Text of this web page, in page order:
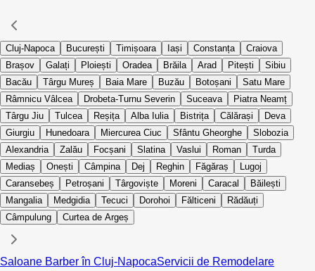
Cluj-Napoca București Timișoara Iași Constanța
Craiova
Brașov
Galați Ploiești Oradea Brăila Arad Pitești
Sibiu
Bacău
Târgu Mureș Baia Mare Buzău Botoșani
Satu Mare
Râmnicu Vâlcea
Drobeta-Turnu Severin Suceava
Piatra Neamț
Târgu Jiu
Tulcea Reșița Alba Iulia Bistrița Călărași
Deva
Giurgiu
Hunedoara Miercurea Ciuc Sfântu Gheorghe
Slobozia
Alexandria
Zalău Focșani Slatina Vaslui Roman
Turda
Mediaș
Onești Câmpina Dej Reghin Făgăraș
Lugoj
Caransebeș
Petroșani Târgoviște Moreni Caracal
Băilești
Mangalia
Medgidia Tecuci Dorohoi Fălticeni
Rădăuți
Câmpulung
Curtea de Argeș
Saloane Barber în Cluj-NapocaServicii de Remodelare